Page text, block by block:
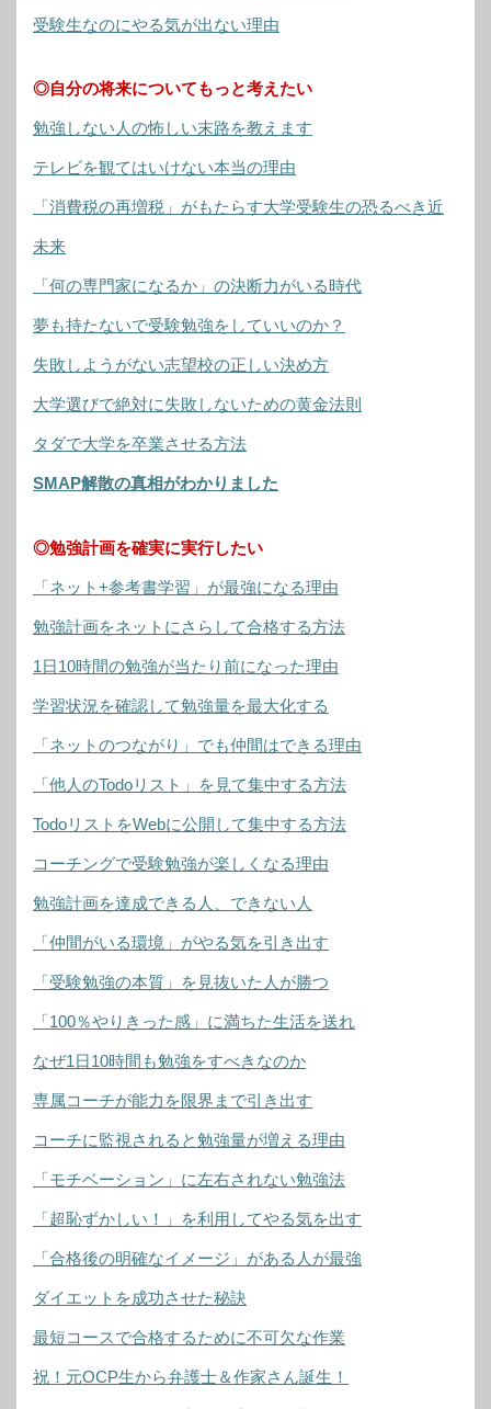
受験生なのにやる気が出ない理由
◎自分の将来についてもっと考えたい
勉強しない人の怖しい末路を教えます
テレビを観てはいけない本当の理由
「消費税の再増税」がもたらす大学受験生の恐るべき近
未来
「何の専門家になるか」の決断力がいる時代
夢も持たないで受験勉強をしていいのか？
失敗しようがない志望校の正しい決め方
大学選びで絶対に失敗しないための黄金法則
タダで大学を卒業させる方法
SMAP解散の真相がわかりました
◎勉強計画を確実に実行したい
「ネット+参考書学習」が最強になる理由
勉強計画をネットにさらして合格する方法
1日10時間の勉強が当たり前になった理由
学習状況を確認して勉強量を最大化する
「ネットのつながり」でも仲間はできる理由
「他人のTodoリスト」を見て集中する方法
TodoリストをWebに公開して集中する方法
コーチングで受験勉強が楽しくなる理由
勉強計画を達成できる人、できない人
「仲間がいる環境」がやる気を引き出す
「受験勉強の本質」を見抜いた人が勝つ
「100％やりきった感」に満ちた生活を送れ
なぜ1日10時間も勉強をすべきなのか
専属コーチが能力を限界まで引き出す
コーチに監視されると勉強量が増える理由
「モチベーション」に左右されない勉強法
「超恥ずかしい！」を利用してやる気を出す
「合格後の明確なイメージ」がある人が最強
ダイエットを成功させた秘訣
最短コースで合格するために不可欠な作業
祝！元OCP生から弁護士＆作家さん誕生！